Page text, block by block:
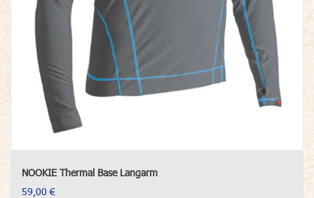
NOOKIE Thermal Base Langarm
59,00 €